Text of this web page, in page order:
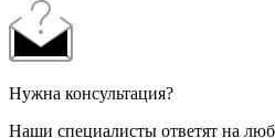
Нужна консультация?
Наши специалисты ответят на